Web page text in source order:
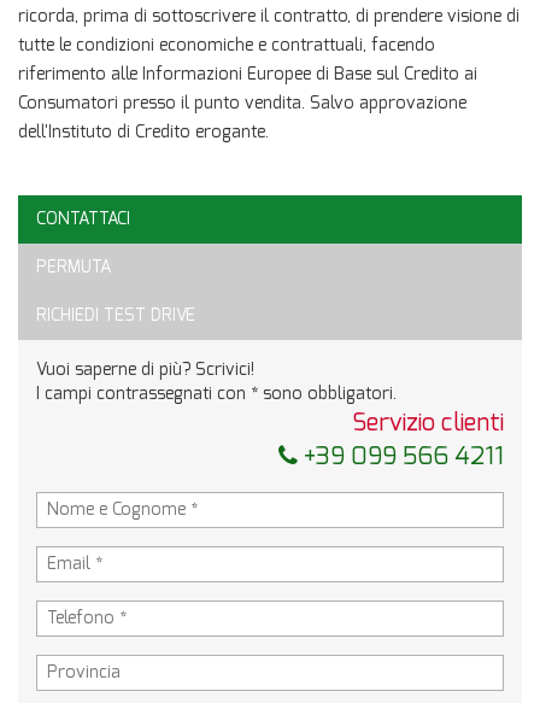
Ho letto e accettol'informativa privacy*
Acconsento al trattamento dei miei dati per finalità di
Invia la tua richiesta
ricorda, prima di sottoscrivere il contratto, di prendere visione di
tutte le condizioni economiche e contrattuali, facendo
riferimento alle Informazioni Europee di Base sul Credito ai
Consumatori presso il punto vendita. Salvo approvazione
dell'Instituto di Credito erogante.
CONTATTACI
PERMUTA
RICHIEDI TEST DRIVE
Vuoi saperne di più? Scrivici!
I campi contrassegnati con * sono obbligatori.
Servizio clienti
+39 099 566 4211